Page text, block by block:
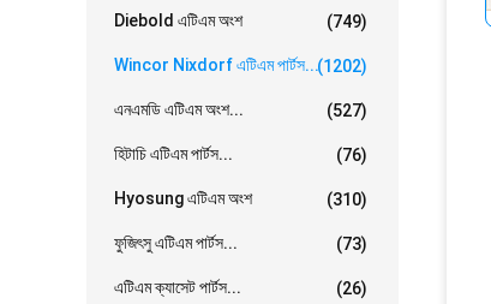
Diebold এটিএম অংশ (749)
Wincor Nixdorf এটিএম পার্টস...(1202)
এনএমডি এটিএম অংশ... (527)
হিটাচি এটিএম পার্টস... (76)
Hyosung এটিএম অংশ (310)
ফুজিৎসু এটিএম পার্টস... (73)
এটিএম ক্যাসেট পার্টস... (26)